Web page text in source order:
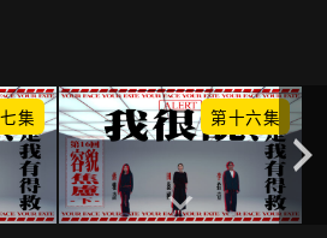
集 第十六集